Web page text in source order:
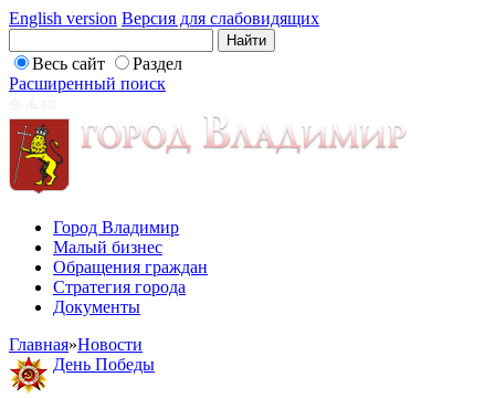
English version Версия для слабовидящих
Весь сайт
Раздел
Расширенный поиск
Город Владимир
Малый бизнес
Обращения граждан
Стратегия города
Документы
Главная»Новости
День Победы